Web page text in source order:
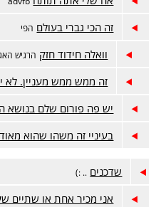
זה הכי גברי בעולם הפי
וואלה חידוד חזק הרגיש
זה ממש ממש מעניין. לא
יש פה פורום שלם בנושא
בעיניי זה משהו שהוא
שדכנים .. :)
אני מכיר אחת או שתיים